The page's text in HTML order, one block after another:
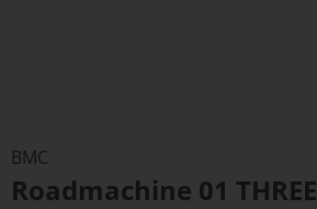
der
Bildergalerie
BMC
Roadmachine 01 THREE